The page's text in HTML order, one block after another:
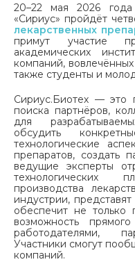
20–22 мая 2026
«Сириус» пройдёт
лекарственных
примут участие
академических
компаний,
также студенты и
Сириус.Биотех — это
поиска партнёров,
для
обсудить
технологические
препаратов, создать
ведущие эксперты
технологических
производства
индустрии,
обеспечит не только
возможность
работодателями,
Участники смогут
компаний.